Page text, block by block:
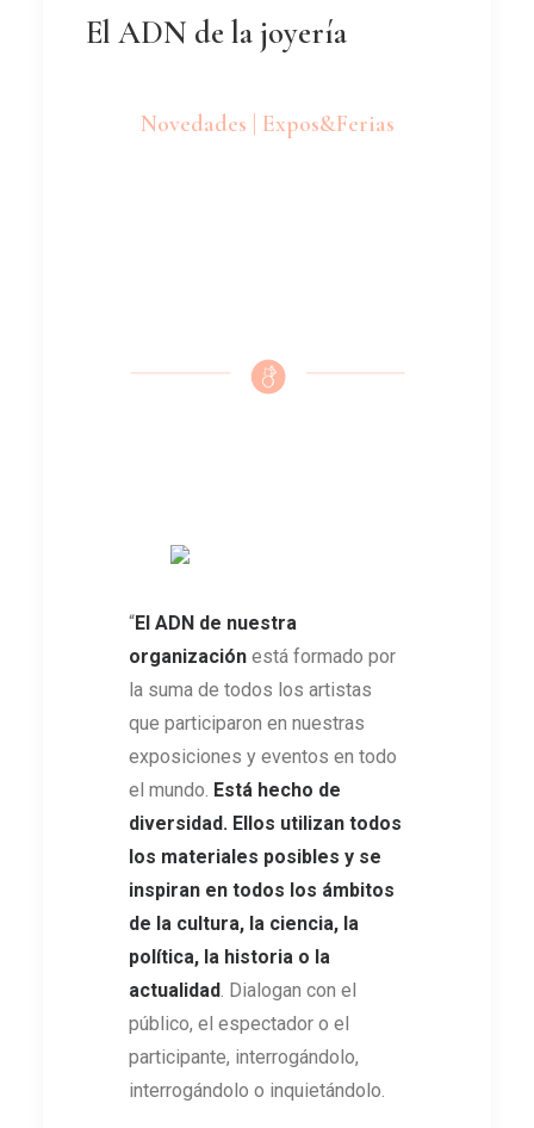
El ADN de la joyería
Novedades | Expos&Ferias
“El ADN de nuestra
organización está formado por
la suma de todos los artistas
que participaron en nuestras
exposiciones y eventos en todo
el mundo. Está hecho de
diversidad. Ellos utilizan todos
los materiales posibles y se
inspiran en todos los ámbitos
de la cultura, la ciencia, la
política, la historia o la
actualidad. Dialogan con el
público, el espectador o el
participante, interrogándolo,
interrogándolo o inquietándolo.